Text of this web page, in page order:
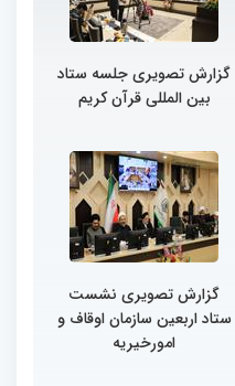
گزارش تصویری جلسه ستاد
بین المللی قرآن کریم
گزارش تصویری نشست
ستاد اربعین سازمان اوقاف و
امورخیریه